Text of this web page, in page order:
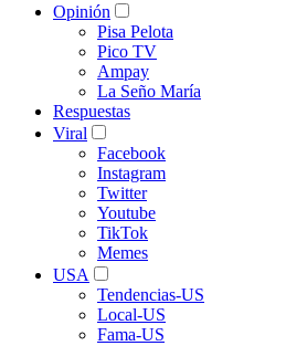
Opinión
Pisa Pelota
Pico TV
Ampay
La Seño María
Respuestas
Viral
Facebook
Instagram
Twitter
Youtube
TikTok
Memes
USA
Tendencias-US
Local-US
Fama-US